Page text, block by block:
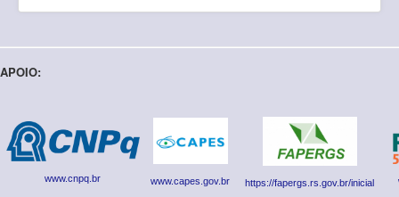
APOIO:
www.cnpq.br www.capes.gov.br https://fapergs.rs.gov.br/inicial